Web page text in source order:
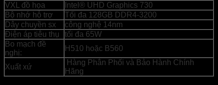
VXL đồ họa
Intel® UHD Graphics 730
Bộ nhớ hỗ trợ
Tối đa 128GB DDR4-3200
Dây chuyền sx
công nghệ 14nm
Điện áp tiêu thụ
tối đa 65W
Bo mạch đề
nghị:
H510 hoặc B560
Xuất xứ
Hàng Phân Phối và Bảo Hành Chính
Hãng